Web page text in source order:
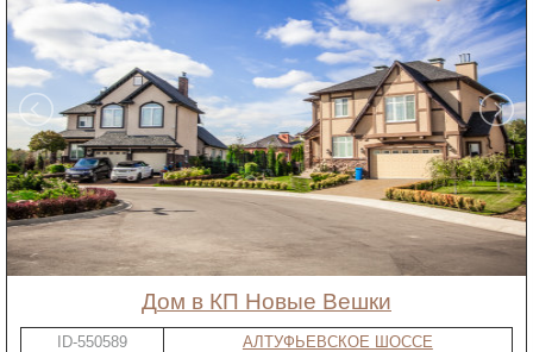
дом в КП Новые Вешки
ID-550589
АЛТУФЬЕВСКОЕ ШОССЕ